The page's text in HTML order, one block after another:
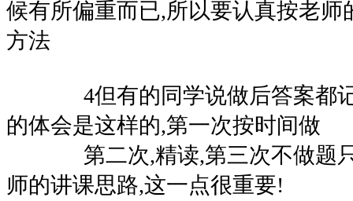
候有所偏重而已,所以要认真按老师
方法
4但有的同学说做后答案都记
的体会是这样的,第一次按时间做
第二次,精读,第三次不做题只
师的讲课思路,这一点很重要!